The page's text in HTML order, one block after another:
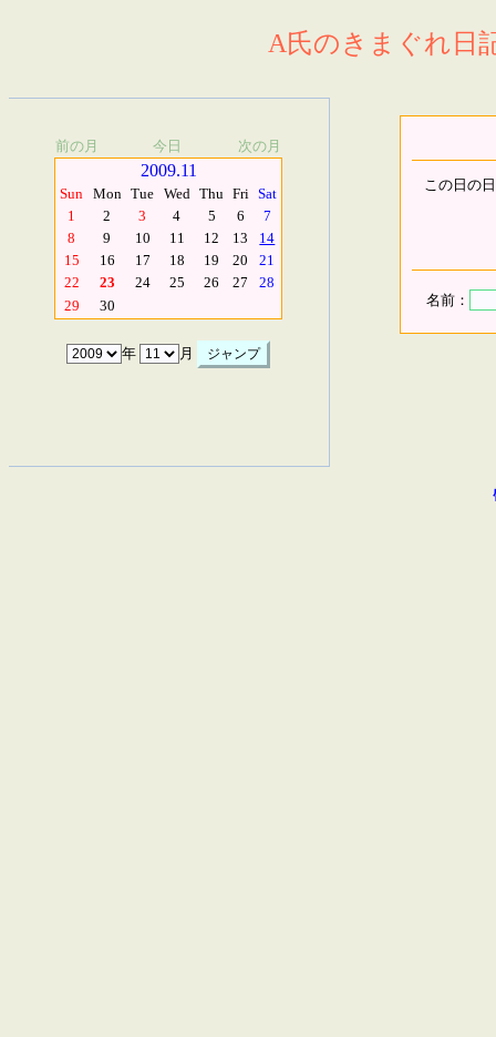
A氏のきまぐれ日
前の月 今日 次の月
2009.11
Sun Mon Tue Wed Thu Fri Sat
1
2 3 4 5 6
7
8
9 10 11 12 13
14
15
16 17 18 19 20
21
22
23 24 25 26 27
28
29
30
年 月
この日の
名前：